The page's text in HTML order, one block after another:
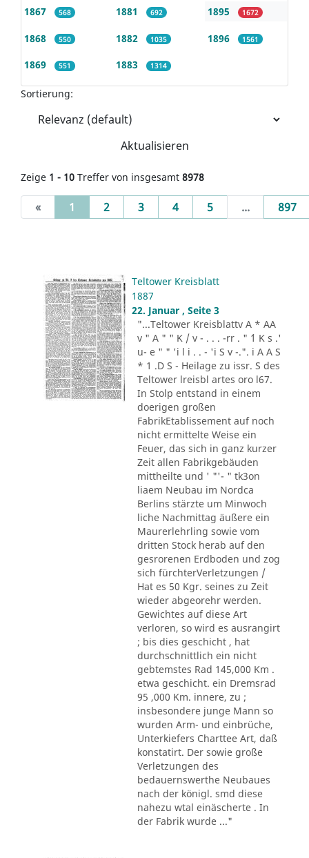
1867 568
1868 550
1869 551
1881 692
1882 1035
1883 1314
1895 1672
1896 1561
Sortierung:
Aktualisieren
Zeige 1 - 10 Treffer von insgesamt 8978
« 1 (current)
2 3 4 5 ... 897
Teltower Kreisblatt
1887
22. Januar , Seite 3
"...Teltower Kreisblattv A * AA
v " A " " K / v - . . . -rr . " ´1 K s .'
u- e " " 'i l i . . - 'i S v -.". i A A S
* 1 .D S - Heilage zu issr. S des
Teltower lreisbl artes oro l67.
In Stolp entstand in einem
doerigen großen
FabrikEtablissement auf noch
nicht ermittelte Weise ein
Feuer, das sich in ganz kurzer
Zeit allen Fabrikgebäuden
mittheilte und ' "'- " tk3on
liaem Neubau im Nordca
Berlins stärzte um Minwoch
liche Nachmittag äußere ein
Maurerlehrling sowie vom
dritten Stock herab auf den
gesrorenen Erdboden und zog
sich fürchterVerletzungen /
Hat es 50 Kgr. seines zu Zeit
wieder abgeorehr werden.
Gewichtes auf diese Art
verloren, so wird es ausrangirt
; bis dies geschicht , hat
durchschnittlich ein nicht
gebtemstes Rad 145,000 Km .
etwa geschicht. ein Dremsrad
95 ,000 Km. innere, zu ;
insbesondere junge Mann so
wurden Arm- und einbrüche,
Unterkiefers Charttee Art, daß
konstatirt. Der sowie große
Verletzungen des
bedauernswerthe Neubaues
nach der königl. smd diese
nahezu wtal einäscherte . In
der Fabrik wurde ..."